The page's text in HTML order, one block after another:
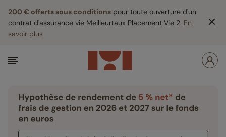
200 € offerts sous conditions pour toute ouverture d'un
contrat d'assurance vie Meilleurtaux Placement Vie 2. En
savoir plus